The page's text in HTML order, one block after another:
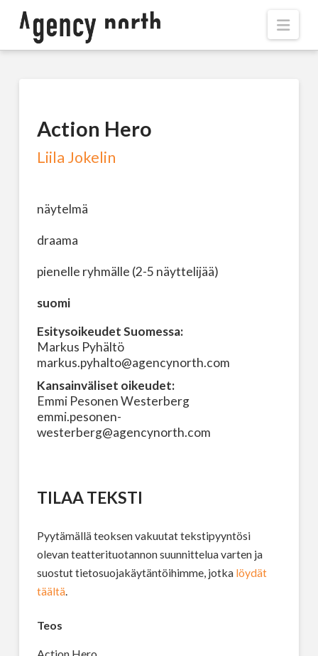
Action Hero
Liila Jokelin
näytelmä
draama
pienelle ryhmälle (2-5 näyttelijää)
suomi
Esitysoikeudet Suomessa:
Markus Pyhältö
markus.pyhalto@agencynorth.com
Kansainväliset oikeudet:
Emmi Pesonen Westerberg
emmi.pesonen-
westerberg@agencynorth.com
TILAA TEKSTI
Pyytämällä teoksen vakuutat tekstipyyntösi
olevan teatterituotannon suunnittelua varten ja
suostut tietosuojakäytäntöihimme, jotka löydät
täältä.
Teos